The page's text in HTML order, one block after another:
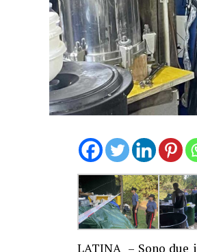
LATINA – Sono due